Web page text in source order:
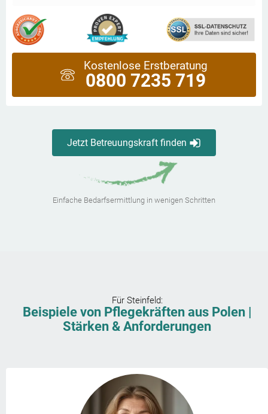
Kostenlose Erstberatung
0800 7235 719
Jetzt Betreuungskraft finden
Einfache Bedarfsermittlung in wenigen Schritten
Für Steinfeld:
Beispiele von Pflegekräften aus Polen |
Stärken & Anforderungen